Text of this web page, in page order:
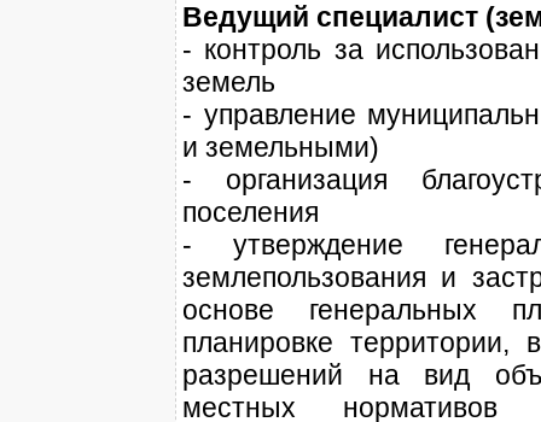
Ведущий специалист
- контроль за
земель
- управление
и земельными)
- организация
поселения
- утверждение
землепользования и
основе генеральных
планировке территории,
разрешений на вид
местных нормативов